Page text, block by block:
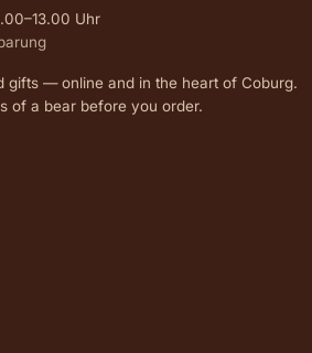
Uhr
gifts — online and in the heart of Coburg.
of a bear before you order.